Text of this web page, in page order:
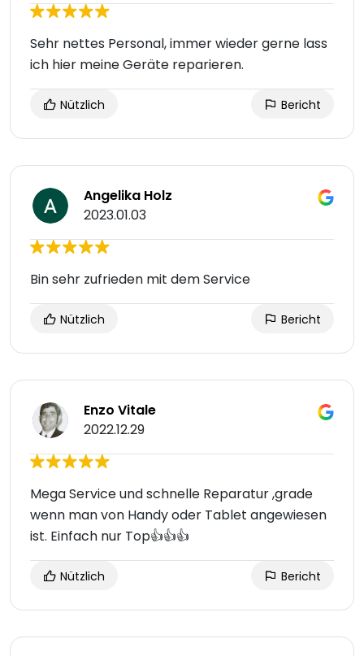
Sehr nettes Personal, immer wieder gerne lass
ich hier meine Geräte reparieren.
Nützlich Bericht
Angelika Holz
2023.01.03
Bin sehr zufrieden mit dem Service
Nützlich Bericht
Enzo Vitale
2022.12.29
Mega Service und schnelle Reparatur ,grade
wenn man von Handy oder Tablet angewiesen
ist. Einfach nur Top👍👍👍
Nützlich Bericht